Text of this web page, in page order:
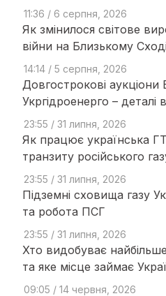
11:36 / 6 серпня, 2026
Як змінилося світове
війни на Близькому Сході
14:14 / 5 серпня, 2026
Довгострокові аукціони
Укргідроенерго – деталі
23:55 / 31 липня, 2026
Як працює українська
транзиту російського
23:55 / 31 липня, 2026
Підземні сховища газу
та робота ПСГ
23:55 / 31 липня, 2026
Хто видобуває
та яке місце займає
09:05 / 14 червня, 2026